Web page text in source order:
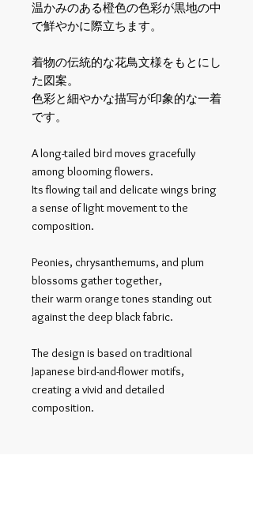
温かみのある橙色の色彩が黒地の中
で鮮やかに際立ちます。
着物の伝統的な花鳥文様をもとにし
た図案。
色彩と細やかな描写が印象的な一着
です。
A long-tailed bird moves gracefully
among blooming flowers.
Its flowing tail and delicate wings bring
a sense of light movement to the
composition.
Peonies, chrysanthemums, and plum
blossoms gather together,
their warm orange tones standing out
against the deep black fabric.
The design is based on traditional
Japanese bird-and-flower motifs,
creating a vivid and detailed
composition.